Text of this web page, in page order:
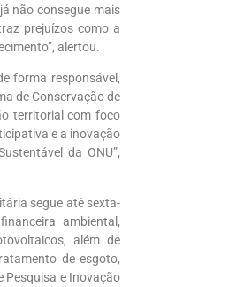
não consegue mais
prejuízos como a
alertou.
forma responsável,
de Conservação de
territorial com foco
e a inovação
da ONU”,
segue até sexta-
ambiental,
além de
de esgoto,
Pesquisa e Inovação